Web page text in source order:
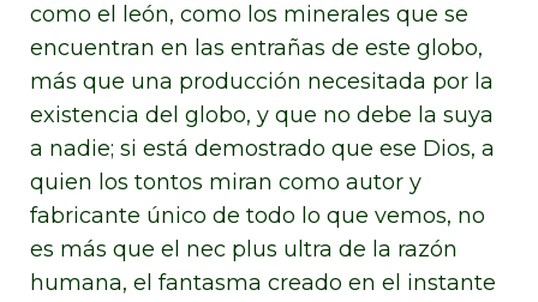
como el león, como los minerales que se
encuentran en las entrañas de este globo,
más que una producción necesitada por la
existencia del globo, y que no debe la suya
a nadie; si está demostrado que ese Dios, a
quien los tontos miran como autor y
fabricante único de todo lo que vemos, no
es más que el nec plus ultra de la razón
humana, el fantasma creado en el instante